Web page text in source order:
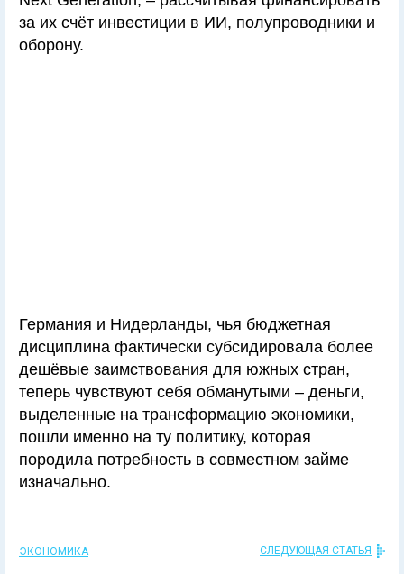
за их счёт инвестиции в ИИ, полупроводники и
оборону.
Германия и Нидерланды, чья бюджетная
дисциплина фактически субсидировала более
дешёвые заимствования для южных стран,
теперь чувствуют себя обманутыми – деньги,
выделенные на трансформацию экономики,
пошли именно на ту политику, которая
породила потребность в совместном займе
изначально.
ЭКОНОМИКА СЛЕДУЮЩАЯ СТАТЬЯ